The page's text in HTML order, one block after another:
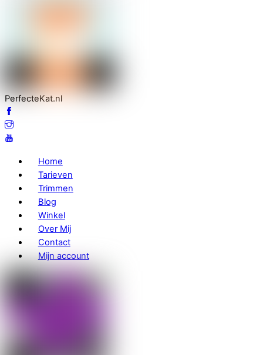
PerfecteKat.nl
Home
Tarieven
Trimmen
Blog
Winkel
Over Mij
Contact
Mijn account